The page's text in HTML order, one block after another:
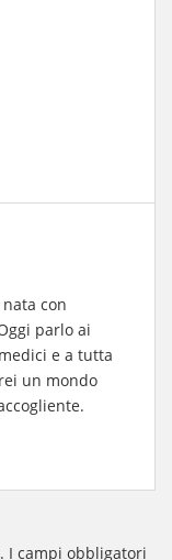
con
parlo ai
e a tutta
un mondo
I campi obbligatori